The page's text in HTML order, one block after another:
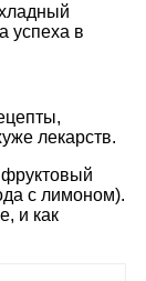
успеха в
лекарств.
с лимоном).
и как